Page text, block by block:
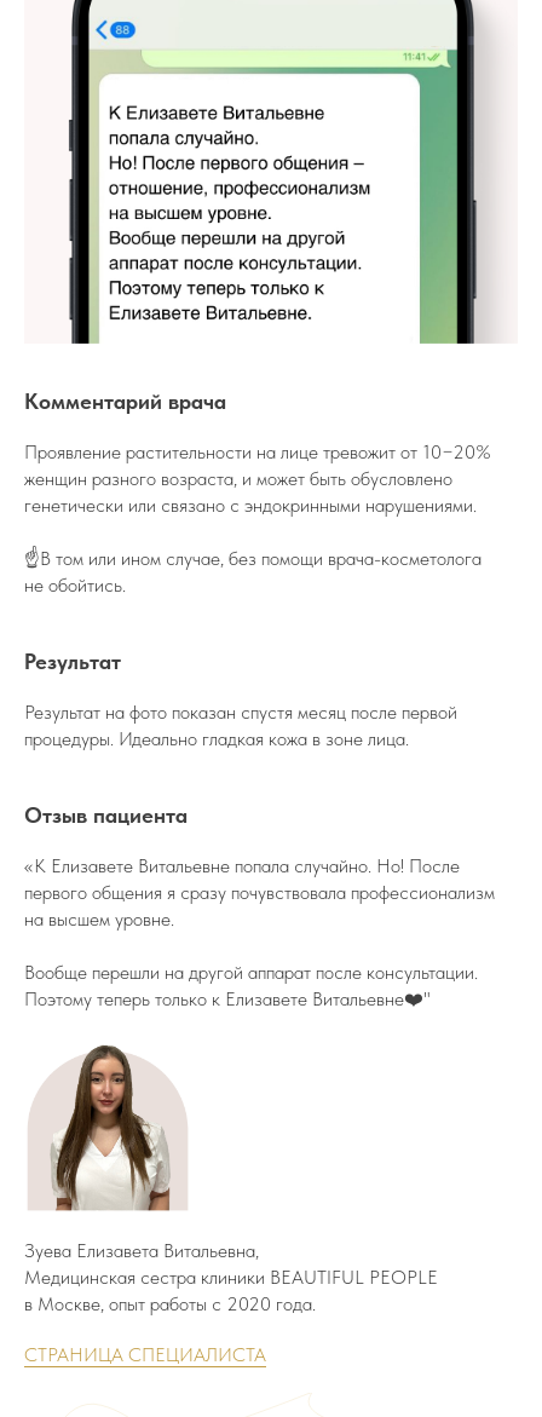
Комментарий врача
Проявление растительности на лице тревожит от 10−20%
женщин разного возраста, и может быть обусловлено
генетически или связано с эндокринными нарушениями.
☝️В том или ином случае, без помощи врача-косметолога
не обойтись.
Результат
Результат на фото показан спустя месяц после первой
процедуры. Идеально гладкая кожа в зоне лица.
Отзыв пациента
«К Елизавете Витальевне попала случайно. Но! После
первого общения я сразу почувствовала профессионализм
на высшем уровне.
Вообще перешли на другой аппарат после консультации.
Поэтому теперь только к Елизавете Витальевне❤️"
Зуева Елизавета Витальевна,
Медицинская сестра клиники BEAUTIFUL PEOPLE
в Москве, опыт работы с 2020 года.
СТРАНИЦА СПЕЦИАЛИСТА